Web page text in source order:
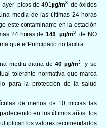
ayer picos de 491 µg/m3de óxidos
media de las últimas 24 horas
este contaminante en la estación
24 horas de 146 µg/m3
de NO
que el Principado no facilita.
media diaria de40 µg/m3
y se
tolerante normativa que marca
para la protección de la salud
de menos de 10 micras las
en los últimos años los
los valores recomendados